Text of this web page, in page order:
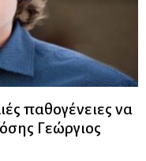
παθογένειες να
Γεώργιος